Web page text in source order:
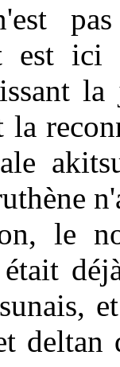
est ici
la
le